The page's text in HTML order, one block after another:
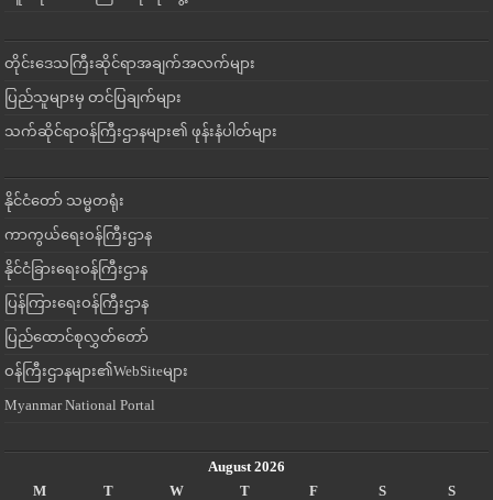
တိုင်းဒေသကြီးဆိုင်ရာအချက်အလက်များ
ပြည်သူများမှ တင်ပြချက်များ
သက်ဆိုင်ရာဝန်ကြီးဌာနများ၏ ဖုန်းနံပါတ်များ
နိုင်ငံတော် သမ္မတရုံး
ကာကွယ်ရေးဝန်ကြီးဌာန
နိုင်ငံခြားရေးဝန်ကြီးဌာန
ပြန်ကြားရေးဝန်ကြီးဌာန
ပြည်ထောင်စုလွှတ်တော်
ဝန်ကြီးဌာနများ၏WebSiteများ
Myanmar National Portal
August 2026
M
T W T F S
S